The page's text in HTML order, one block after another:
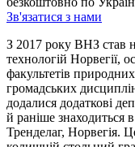
Зв'язатися з нами
З 2017 року ВНЗ став
технологій Норвегії,
факультетів
громадських
додалися додаткові
й раніше
Тренделаг, Норвегія.